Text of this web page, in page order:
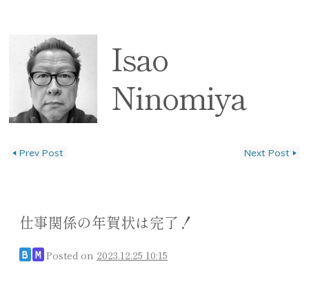
Isao
Ninomiya
◀ Prev Post Next Post ▶
仕事関係の年賀状は完了！
B M Posted on 2023.12.25 10:15